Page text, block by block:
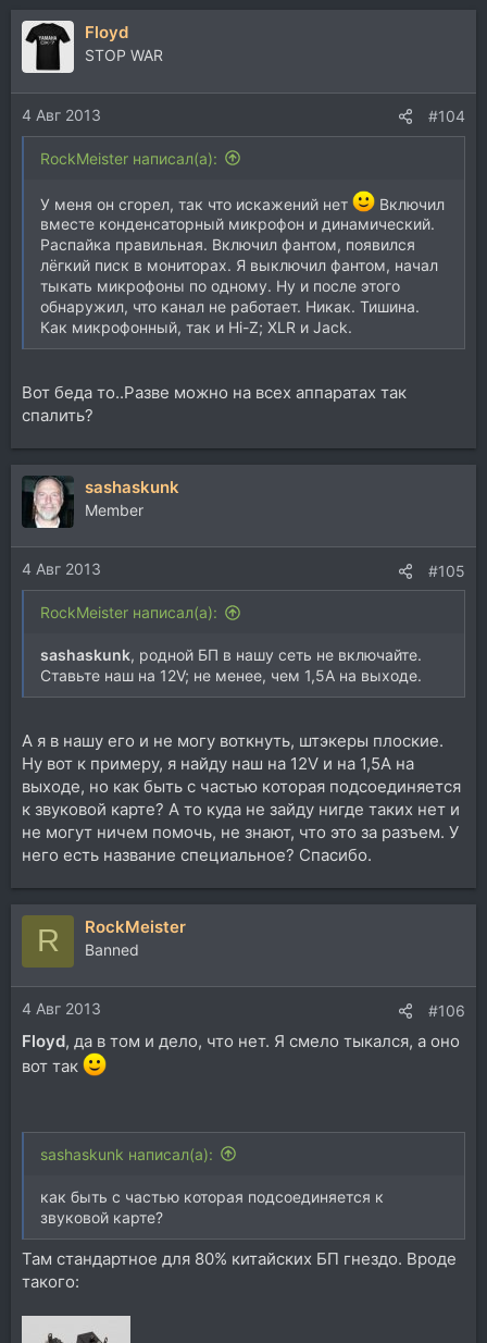
Floyd
STOP WAR
4 Авг 2013 #104
RockMeister написал(а):
У меня он сгорел, так что искажений нет
Включил
вместе конденсаторный микрофон и динамический.
Распайка правильная. Включил фантом, появился
лёгкий писк в мониторах. Я выключил фантом, начал
тыкать микрофоны по одному. Ну и после этого
обнаружил, что канал не работает. Никак. Тишина.
Как микрофонный, так и Hi-Z; XLR и Jack.
Вот беда то..Разве можно на всех аппаратах так
спалить?
sashaskunk
Member
4 Авг 2013 #105
RockMeister написал(а):
sashaskunk, родной БП в нашу сеть не включайте.
Ставьте наш на 12V; не менее, чем 1,5A на выходе.
А я в нашу его и не могу воткнуть, штэкеры плоские.
Ну вот к примеру, я найду наш на 12V и на 1,5A на
выходе, но как быть с частью которая подсоединяется
к звуковой карте? А то куда не зайду нигде таких нет и
не могут ничем помочь, не знают, что это за разъем. У
него есть название специальное? Спасибо.
R RockMeister
Banned
4 Авг 2013 #106
Floyd, да в том и дело, что нет. Я смело тыкался, а оно
вот так
sashaskunk написал(а):
как быть с частью которая подсоединяется к
звуковой карте?
Там стандартное для 80% китайских БП гнездо. Вроде
такого: